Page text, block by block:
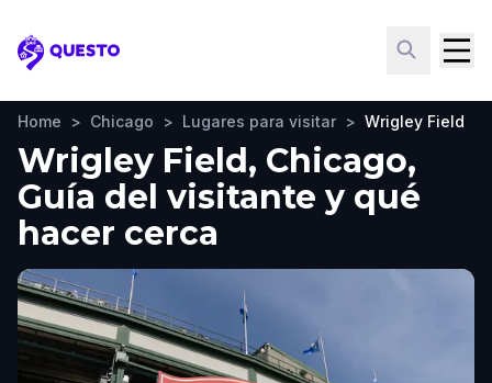
Questo
Home > Chicago > Lugares para visitar > Wrigley Field
Wrigley Field, Chicago,
Guía del visitante y qué
hacer cerca